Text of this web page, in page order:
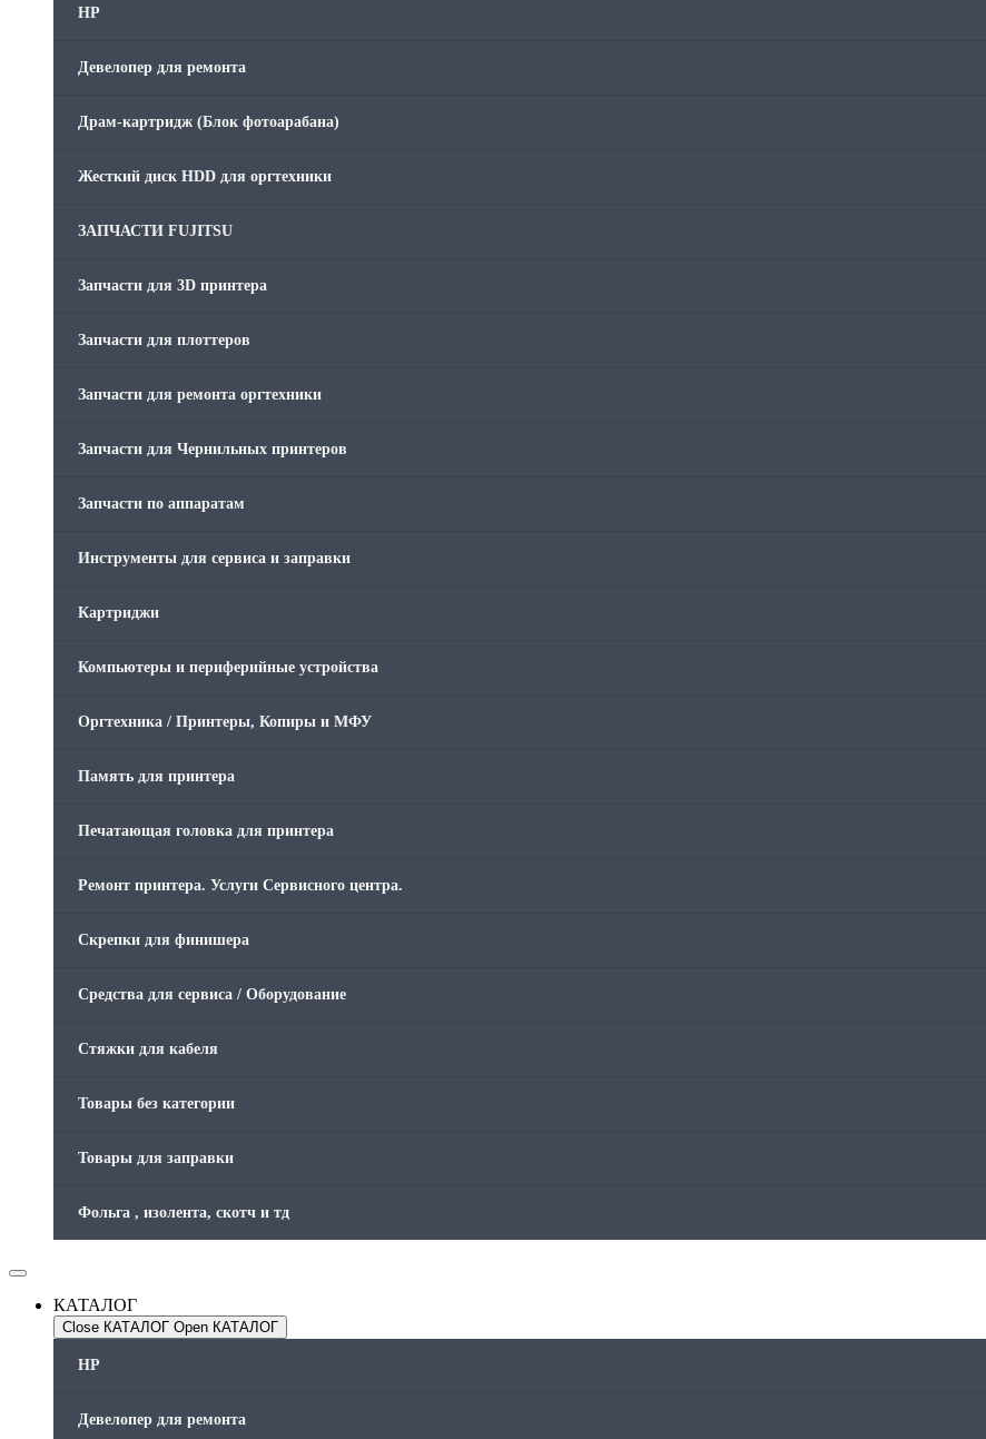
HP
Девелопер для ремонта
Драм-картридж (Блок фотоарабана)
Жесткий диск HDD для оргтехники
ЗАПЧАСТИ FUJITSU
Запчасти для 3D принтера
Запчасти для плоттеров
Запчасти для ремонта оргтехники
Запчасти для Чернильных принтеров
Запчасти по аппаратам
Инструменты для сервиса и заправки
Картриджи
Компьютеры и периферийные устройства
Оргтехника / Принтеры, Копиры и МФУ
Память для принтера
Печатающая головка для принтера
Ремонт принтера. Услуги Сервисного центра.
Скрепки для финишера
Средства для сервиса / Оборудование
Стяжки для кабеля
Товары без категории
Товары для заправки
Фольга , изолента, скотч и тд
КАТАЛОГ
Close КАТАЛОГ Open КАТАЛОГ
HP
Девелопер для ремонта